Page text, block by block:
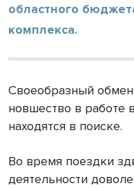
областного
комплекса.
Своеобразный
новшество в работе
находятся в поиске.
Во время поездки
деятельности